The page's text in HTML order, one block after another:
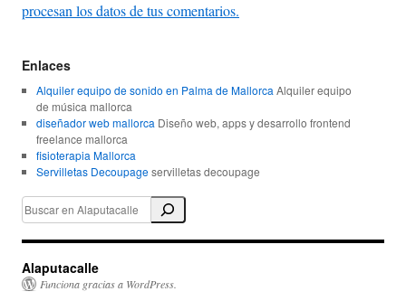
procesan los datos de tus comentarios.
Enlaces
Alquiler equipo de sonido en Palma de Mallorca Alquiler equipo
de música mallorca
diseñador web mallorca Diseño web, apps y desarrollo frontend
freelance mallorca
fisioterapia Mallorca
Servilletas Decoupageservilletas decoupage
Alaputacalle
Funciona gracias a WordPress.